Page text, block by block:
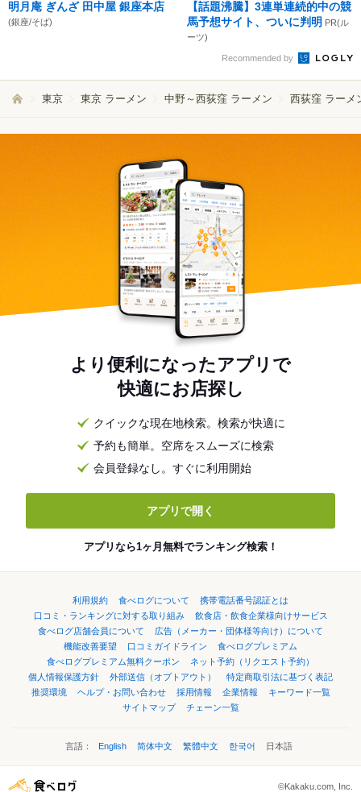
明月庵 ぎんざ 田中屋 銀座本店
(銀座/そば)
【話題沸騰】3連単連続的中の競
馬予想サイト、ついに判明 PR(ル
ーツ)
Recommended by
東京 東京 ラーメン 中野～西荻窪 ラーメン 西荻窪 ラーメ
より便利になったアプリで
快適にお店探し
クイックな現在地検索。検索が快適に
予約も簡単。空席をスムーズに検索
会員登録なし。すぐに利用開始
アプリで開く
アプリなら1ヶ月無料でランキング検索！
利用規約 食べログについて
携帯電話番号認証とは
口コミ・ランキングに対する取り組み
飲食店・飲食企業様向けサービス
食べログ店舗会員について
広告（メーカー・団体様等向け）について
機能改善要望
口コミガイドライン
食べログプレミアム
食べログプレミアム無料クーポン
ネット予約（リクエスト予約）
個人情報保護方針
外部送信（オプトアウト）
特定商取引法に基づく表記
推奨環境
ヘルプ・お問い合わせ 採用情報 企業情報
キーワード一覧
サイトマップ
チェーン一覧
言語： English 简体中文 繁體中文 한국어 日本語
©Kakaku.com, Inc.